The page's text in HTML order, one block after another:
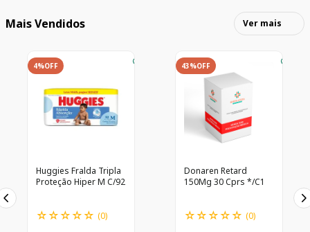
Mais Vendidos Ver mais
4%OFF
Huggies Fralda Tripla
Proteção Hiper M C/92
☆☆☆☆☆ (0)
43%OFF
Donaren Retard
150Mg 30 Cprs */C1
☆☆☆☆☆ (0)